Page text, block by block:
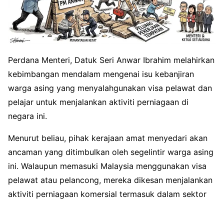
Perdana Menteri, Datuk Seri Anwar Ibrahim melahirkan
kebimbangan mendalam mengenai isu kebanjiran
warga asing yang menyalahgunakan visa pelawat dan
pelajar untuk menjalankan aktiviti perniagaan di
negara ini.
Menurut beliau, pihak kerajaan amat menyedari akan
ancaman yang ditimbulkan oleh segelintir warga asing
ini. Walaupun memasuki Malaysia menggunakan visa
pelawat atau pelancong, mereka dikesan menjalankan
aktiviti perniagaan komersial termasuk dalam sektor